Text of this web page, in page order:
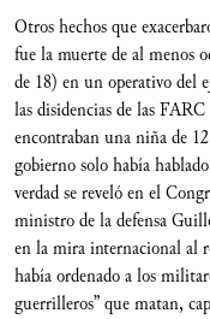
Otros hechos que
fue la muerte de al menos
de 18) en un operativo del
las disidencias de las
encontraban una niña de
gobierno solo había
verdad se reveló en el
ministro de la defensa
en la mira internacional al
había ordenado a los
guerrilleros” que matan,